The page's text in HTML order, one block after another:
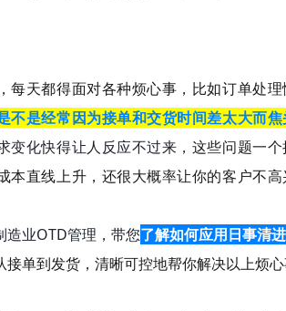
每天都得面对各种烦心事，比如订单处
不是经常因为接单和交货时间差太大而
变化快得让人反应不过来， 这些问题一个
本直线上升，还很大概率让你的客户不高
造业OTD管理，带您了解如何应用日事清
单到发货，清晰可控地帮你解决以上烦心